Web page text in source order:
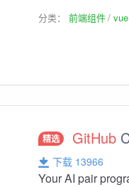
分类：前端组件
精选 GitHub
下载 13966
Your AI pair